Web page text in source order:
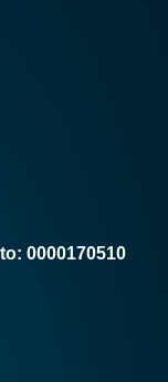
0000170510